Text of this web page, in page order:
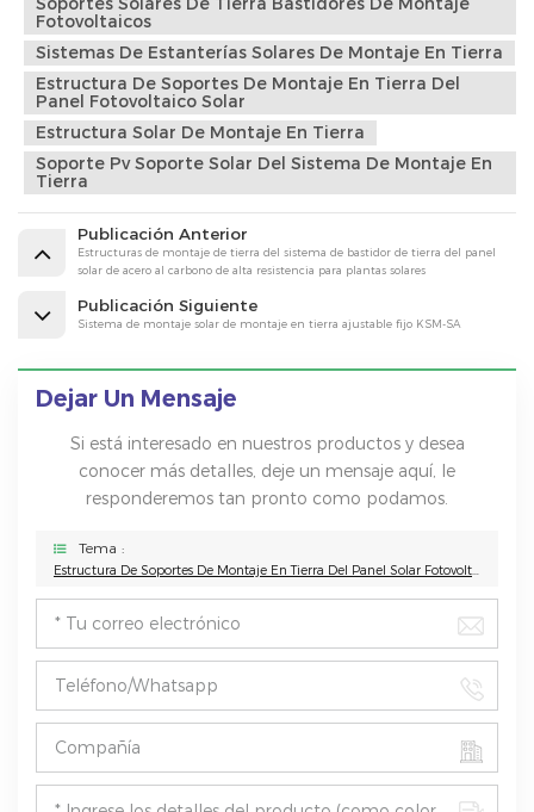
Fotovoltaicos
Sistemas De Estanterías Solares De Montaje En Tierra
Estructura De Soportes De Montaje En Tierra Del
Panel Fotovoltaico Solar
Estructura Solar De Montaje En Tierra
Soporte Pv Soporte Solar Del Sistema De Montaje En
Tierra
Publicación Anterior
Estructuras de montaje de tierra del sistema de bastidor de tierra del panel
solar de acero al carbono de alta resistencia para plantas solares
Publicación Siguiente
Sistema de montaje solar de montaje en tierra ajustable fijo KSM-SA
Dejar Un Mensaje
Si está interesado en nuestros productos y desea
conocer más detalles, deje un mensaje aquí, le
responderemos tan pronto como podamos.
Tema :
Estructura De Soportes De Montaje En Tierra Del Panel Solar Fotovoltaico De Acero Al Carbono De Alta Resistencia